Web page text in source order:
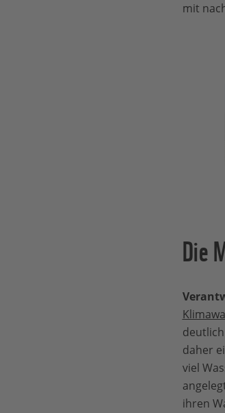
mit
Die
daher
viel
ihren